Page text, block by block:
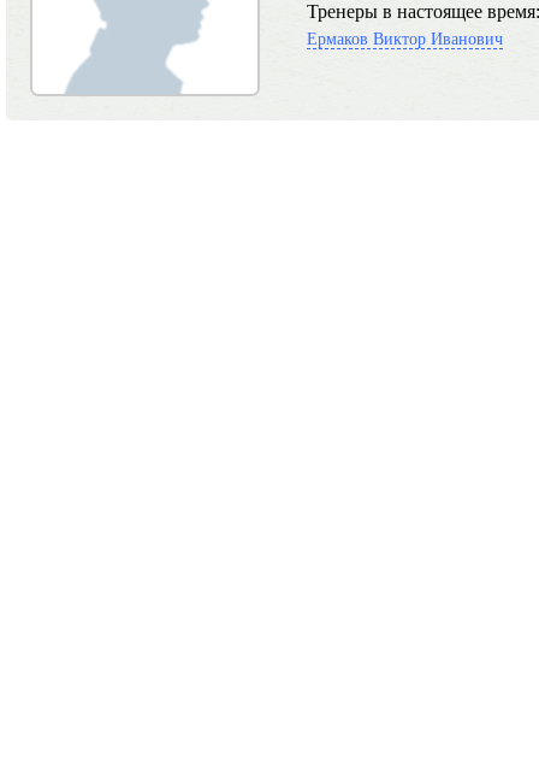
Тренеры в настоящее время:
Ермаков Виктор Иванович